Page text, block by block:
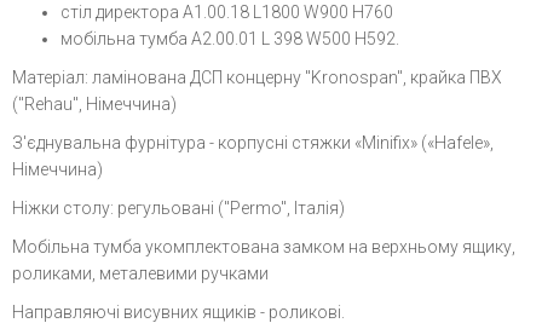
стіл директора А1.00.18 L1800 W900 H760
мобільна тумба А2.00.01 L 398 W500 H592.
Матеріал: ламінована ДСП концерну "Kronospan", крайка ПВХ
("Rehau", Німеччина)
З'єднувальна фурнітура - корпусні стяжки «Minifix» («Hafele»,
Німеччина)
Ніжки столу: регульовані ("Permo", Італія)
Мобільна тумба укомплектована замком на верхньому ящику,
роликами, металевими ручками
Направляючі висувних ящиків - роликові.